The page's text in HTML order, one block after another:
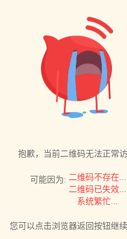
抱歉，当前二维码无法正常
可能因为: 二维码不存在...
二维码已失效...
系统繁忙...
您可以点击浏览器返回按钮继